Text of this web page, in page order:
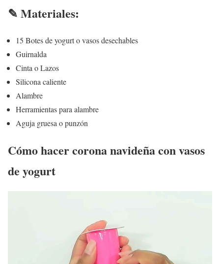
✎ Materiales:
15 Botes de yogurt o vasos desechables
Guirnalda
Cinta o Lazos
Silicona caliente
Alambre
Herramientas para alambre
Aguja gruesa o punzón
Cómo hacer corona navideña con vasos
de yogurt